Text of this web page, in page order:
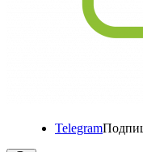
Telegram